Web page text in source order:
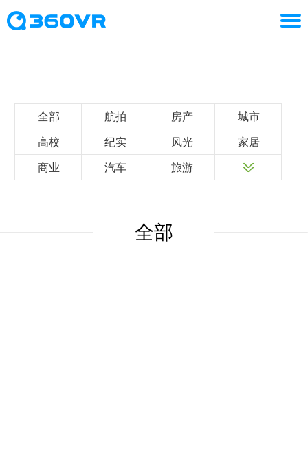
全部 航拍 房产 城市
高校 纪实 风光 家居
商业 汽车 旅游
全部